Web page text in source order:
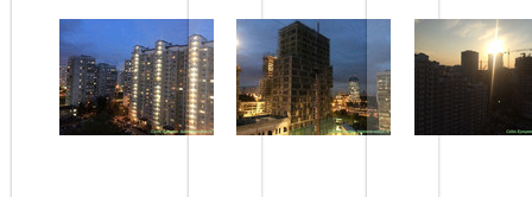
11 Октября 2017
Август 2017
admin
11 Октября 2017
Август 2017
admin
11 Октября
Август 2017
admin